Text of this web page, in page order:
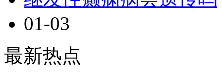
01-03
最新热点